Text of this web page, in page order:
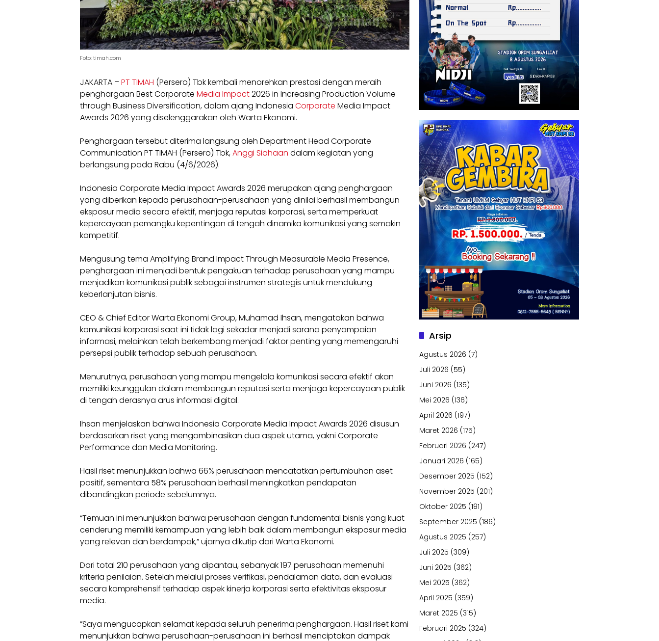
Foto: timah.com
JAKARTA –PT TIMAH (Persero) Tbk kembali menorehkan prestasi dengan meraih
penghargaan Best Corporate Media Impact2026 in Increasing Production Volume
through Business Diversification, dalam ajang Indonesia Corporate Media Impact
Awards 2026 yang diselenggarakan oleh Warta Ekonomi.
Penghargaan tersebut diterima langsung oleh Department Head Corporate
Communication PT TIMAH (Persero) Tbk,Anggi Siahaan dalam kegiatan yang
berlangsung pada Rabu (4/6/2026).
Indonesia Corporate Media Impact Awards 2026 merupakan ajang penghargaan
yang diberikan kepada perusahaan-perusahaan yang dinilai berhasil membangun
eksposur media secara efektif, menjaga reputasi korporasi, serta memperkuat
kepercayaan pemangku kepentingan di tengah dinamika komunikasi yang semakin
kompetitif.
Mengusung tema Amplifying Brand Impact Through Measurable Media Presence,
penghargaan ini menjadi bentuk pengakuan terhadap perusahaan yang mampu
menjadikan komunikasi publik sebagai instrumen strategis untuk mendukung
keberlanjutan bisnis.
CEO & Chief Editor Warta Ekonomi Group, Muhamad Ihsan, mengatakan bahwa
komunikasi korporasi saat ini tidak lagi sekadar menjadi sarana penyampaian
informasi, melainkan telah berkembang menjadi faktor penting yang memengaruhi
persepsi publik terhadap sebuah perusahaan.
Menurutnya, perusahaan yang mampu mengelola komunikasi secara efektif akan
memiliki keunggulan dalam membangun reputasi serta menjaga kepercayaan publik
di tengah derasnya arus informasi digital.
Ihsan menjelaskan bahwa Indonesia Corporate Media Impact Awards 2026 disusun
berdasarkan riset yang mengombinasikan dua aspek utama, yakni Corporate
Performance dan Media Monitoring.
Hasil riset menunjukkan bahwa 66% perusahaan mencatatkan pertumbuhan aset
positif, sementara 58% perusahaan berhasil meningkatkan pendapatan
dibandingkan periode sebelumnya.
“Temuan ini menunjukkan bahwa perusahaan dengan fundamental bisnis yang kuat
cenderung memiliki kemampuan yang lebih baik dalam membangun eksposur media
yang relevan dan berdampak,” ujarnya dikutip dari Warta Ekonomi.
Dari total 210 perusahaan yang dipantau, sebanyak 197 perusahaan memenuhi
kriteria penilaian. Setelah melalui proses verifikasi, pendalaman data, dan evaluasi
secara komprehensif terhadap aspek kinerja korporasi serta efektivitas eksposur
media.
”Saya mengucapkan selamat kepada seluruh penerima penghargaan. Hasil riset kami
menunjukkan bahwa perusahaan-perusahaan ini berhasil menciptakan dampak
Arsip
Agustus 2026 (7)
Juli 2026 (55)
Juni 2026 (135)
Mei 2026 (136)
April 2026 (197)
Maret 2026 (175)
Februari 2026 (247)
Januari 2026 (165)
Desember 2025 (152)
November 2025 (201)
Oktober 2025 (191)
September 2025 (186)
Agustus 2025 (257)
Juli 2025 (309)
Juni 2025 (362)
Mei 2025 (362)
April 2025 (359)
Maret 2025 (315)
Februari 2025 (324)